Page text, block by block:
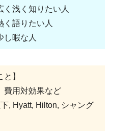
く浅く知りたい人
く語りたい人
し暇な人
】
費用対効果など
, Hyatt, Hilton, シャング